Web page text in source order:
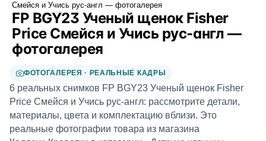
Смейся и Учись рус-англ — фотогалерея
FP BGY23 Ученый щенок Fisher
Price Смейся и Учись рус-англ —
фотогалерея
ФОТОГАЛЕРЕЯ · РЕАЛЬНЫЕ КАДРЫ
6 реальных снимков FP BGY23 Ученый щенок Fisher
Price Смейся и Учись рус-англ: рассмотрите детали,
материалы, цвета и комплектацию вблизи. Это
реальные фотографии товара из магазина